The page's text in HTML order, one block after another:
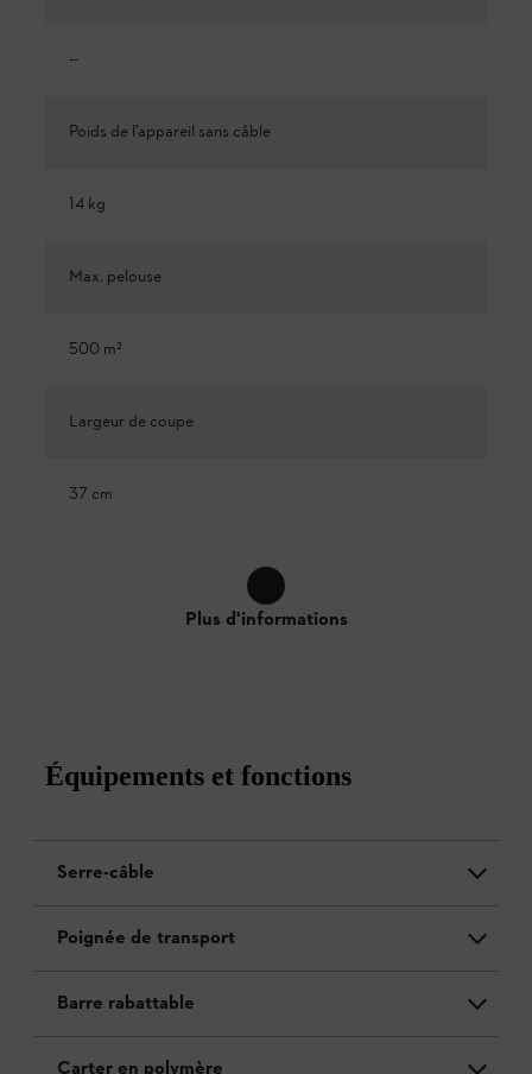
--
Poids de l’appareil sans câble
14 kg
Max. pelouse
500 m²
Largeur de coupe
37 cm
Plus d'informations
Équipements et fonctions
Serre-câble
Poignée de transport
Barre rabattable